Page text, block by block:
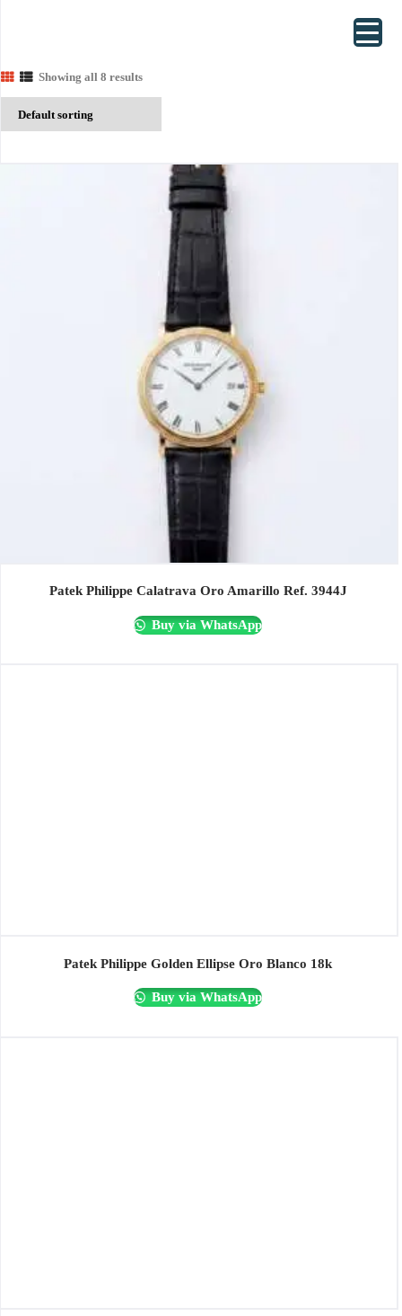
Showing all 8 results
Patek Philippe Calatrava Oro Amarillo Ref. 3944J
Buy via WhatsApp
Patek Philippe Golden Ellipse Oro Blanco 18k
Buy via WhatsApp